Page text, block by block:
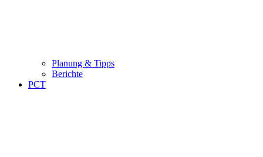
Planung & Tipps
Berichte
PCT